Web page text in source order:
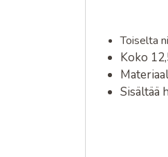
Toiselta
Koko
Sisältää